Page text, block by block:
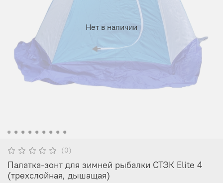
Нет в наличии
(0)
Палатка-зонт для зимней рыбалки СТЭК Elite 4
(трехслойная, дышащая)